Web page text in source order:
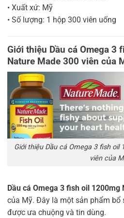
• Xuất xứ: Mỹ
• Số lượng: 1 hộp 300 viên uống
Giới thiệu Dầu cá Omega 3
Nature Made 300 viên của
Giới thiệu Dầu cá Omega 3 fish oil
viên của
Dầu cá Omega 3 fish oil
của Mỹ. Đây là một sản phẩm bổ
được ưa chuộng và tin dùng.